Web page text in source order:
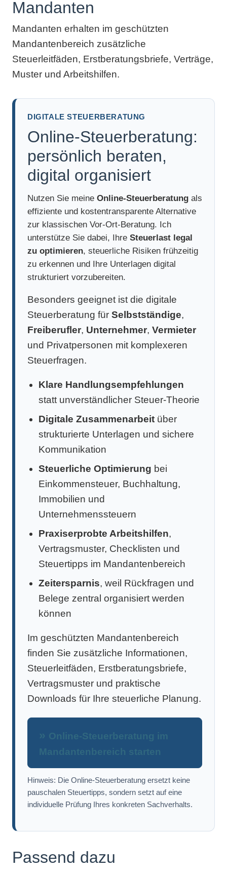
Mandanten
Mandanten erhalten im geschützten
Mandantenbereich zusätzliche
Steuerleitfäden, Erstberatungsbriefe, Verträge,
Muster und Arbeitshilfen.
DIGITALE STEUERBERATUNG
Online-Steuerberatung:
persönlich beraten,
digital organisiert
Nutzen Sie meine Online-Steuerberatung als
effiziente und kostentransparente Alternative
zur klassischen Vor-Ort-Beratung. Ich
unterstütze Sie dabei, Ihre Steuerlast legal
zu optimieren, steuerliche Risiken frühzeitig
zu erkennen und Ihre Unterlagen digital
strukturiert vorzubereiten.
Besonders geeignet ist die digitale
Steuerberatung für Selbstständige,
Freiberufler, Unternehmer, Vermieter
und Privatpersonen mit komplexeren
Steuerfragen.
Klare Handlungsempfehlungen
statt unverständlicher Steuer-Theorie
Digitale Zusammenarbeit über
strukturierte Unterlagen und sichere
Kommunikation
Steuerliche Optimierung bei
Einkommensteuer, Buchhaltung,
Immobilien und
Unternehmenssteuern
Praxiserprobte Arbeitshilfen,
Vertragsmuster, Checklisten und
Steuertipps im Mandantenbereich
Zeitersparnis, weil Rückfragen und
Belege zentral organisiert werden
können
Im geschützten Mandantenbereich
finden Sie zusätzliche Informationen,
Steuerleitfäden, Erstberatungsbriefe,
Vertragsmuster und praktische
Downloads für Ihre steuerliche Planung.
Online-Steuerberatung im
Mandantenbereich starten
Hinweis: Die Online-Steuerberatung ersetzt keine
pauschalen Steuertipps, sondern setzt auf eine
individuelle Prüfung Ihres konkreten Sachverhalts.
Passend dazu